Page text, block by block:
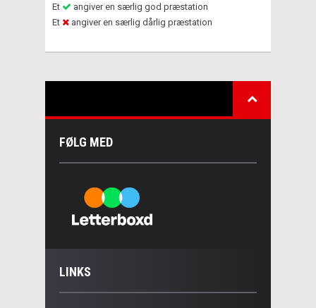
Et
angiver en særlig god præstation
Et
angiver en særlig dårlig præstation
FØLG MED
LINKS